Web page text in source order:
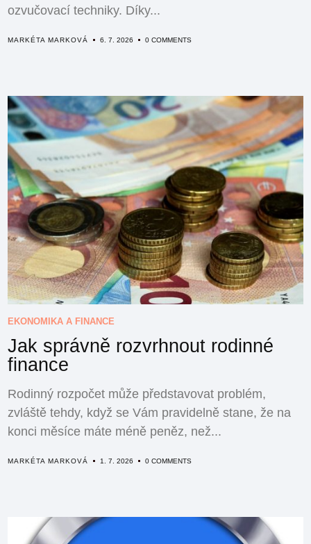
ozvučovací techniky. Díky...
MARKÉTA MARKOVÁ 6. 7. 2026 0 COMMENTS
EKONOMIKA A FINANCE
Jak správně rozvrhnout rodinné
finance
Rodinný rozpočet může představovat problém,
zvláště tehdy, když se Vám pravidelně stane, že na
konci měsíce máte méně peněz, než...
MARKÉTA MARKOVÁ 1. 7. 2026 0 COMMENTS